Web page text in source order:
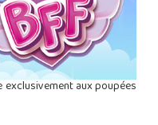
aux poupées